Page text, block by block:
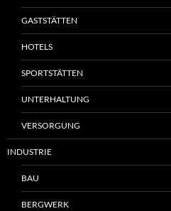
GASTSTÄTTEN
HOTELS
SPORTSTÄTTEN
UNTERHALTUNG
VERSORGUNG
INDUSTRIE
BAU
BERGWERK